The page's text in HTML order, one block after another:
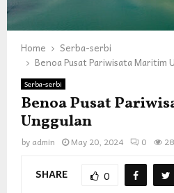
Home
Serba-serbi
Benoa Pusat Pariwisata Maritim
Serba-serbi
Benoa Pusat
Unggulan
by admin May 20, 2024 0
SHARE 0